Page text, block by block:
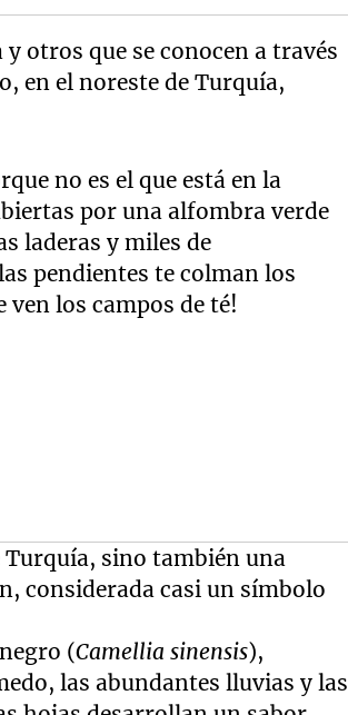
otros que se conocen a través
en el noreste de Turquía,
no es el que está en la
por una alfombra verde
laderas y miles de
pendientes te colman los
ven los campos de té!
Turquía, sino también una
considerada casi un símbolo
(Camellia sinensis),
las abundantes lluvias y las